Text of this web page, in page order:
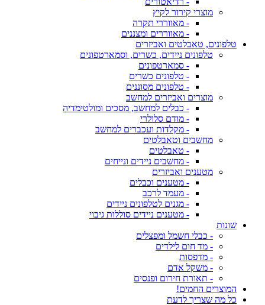
מוצרי קירור לקיץ
- מאווררי תקרה
- מאווררים ומצננים
טלפונים, טאבלטים ואביזרים
טלפונים ניידים, כשרים, וסמארטפונים
- סמארטפונים
- טלפונים כשרים
- טלפונים מסוננים
מוצרים ואביזרים למחשב
- כבלים למחשב, מסכים ומולטימדיה
- מודם סלולרי
- מקלדות ועכברים למחשב
מחשבים וטאבלטים
- טאבלטים
- מחשבים ניידים ונייחים
מטענים ואביזרים
- מטענים וכבלים
- מעמד לרכב
- מגנים לטלפונים ניידים
- מטענים ניידים סוללות גיבוי
שונות
- כבלי חשמל ומפצלים
- מד חום לילדים
- מדפסות
- משקל אדם
- תאורת חירום ופנסים
המוצרים החמים!
כל מה שצריך לדעת